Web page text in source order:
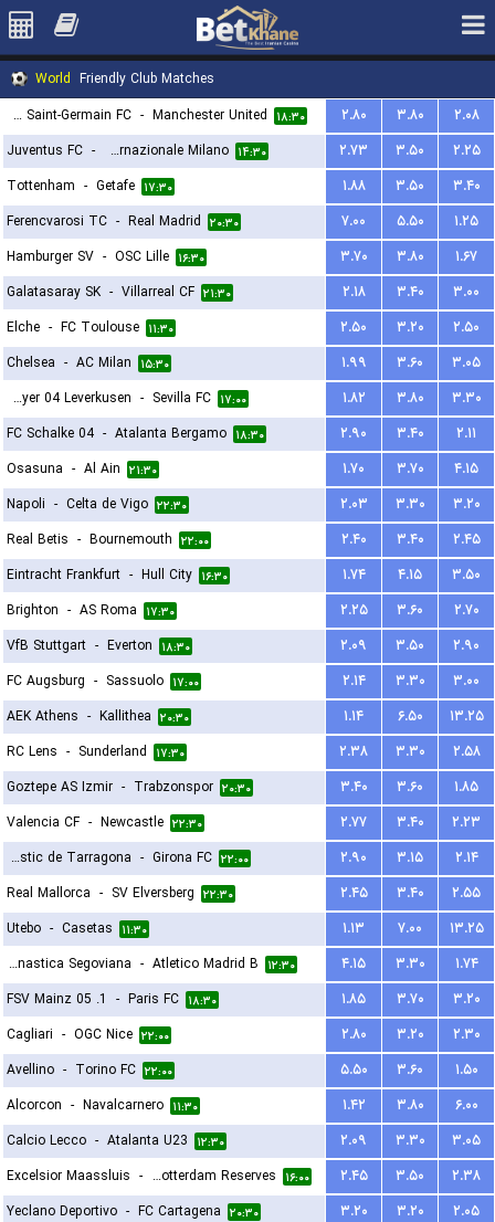
World Friendly Club Matches
Paris Saint-Germain FC
- Manchester United ۱۸:۳۰ ۲.۸۰ ۳.۸۰
۲.۰۸
Juventus FC - Internazionale Milano ۱۴:۳۰ ۲.۷۳ ۳.۵۰
۲.۲۵
Tottenham - Getafe ۱۷:۳۰ ۱.۸۸ ۳.۵۰
۳.۴۰
Ferencvarosi TC - Real Madrid ۲۰:۳۰ ۷.۰۰ ۵.۵۰
۱.۲۵
Hamburger SV - OSC Lille ۱۶:۳۰ ۳.۷۰ ۳.۸۰
۱.۶۷
Galatasaray SK - Villarreal CF ۲۱:۳۰ ۲.۱۸ ۳.۴۰
۳.۰۰
Elche - FC Toulouse ۱۱:۳۰ ۲.۵۰ ۳.۲۰
۲.۵۰
Chelsea - AC Milan ۱۵:۳۰ ۱.۹۹ ۳.۶۰
۳.۰۵
Bayer 04 Leverkusen
- Sevilla FC ۱۷:۰۰ ۱.۸۲ ۳.۸۰
۳.۳۰
FC Schalke 04 - Atalanta Bergamo ۱۸:۳۰ ۲.۹۰ ۳.۴۰
۲.۱۱
Osasuna - Al Ain ۲۱:۳۰ ۱.۷۰ ۳.۷۰
۴.۱۵
Napoli - Celta de Vigo ۲۲:۳۰ ۲.۰۳ ۳.۳۰
۳.۲۰
Real Betis - Bournemouth ۲۲:۰۰ ۲.۴۰ ۳.۴۰
۲.۴۵
Eintracht Frankfurt - Hull City ۱۶:۳۰ ۱.۷۴ ۴.۱۵
۳.۵۰
Brighton - AS Roma ۱۷:۳۰ ۲.۲۵ ۳.۶۰
۲.۷۰
VfB Stuttgart - Everton ۱۸:۳۰ ۲.۰۹ ۳.۵۰
۲.۹۰
FC Augsburg - Sassuolo ۱۷:۰۰ ۲.۱۴ ۳.۳۰
۳.۰۰
AEK Athens - Kallithea ۲۰:۳۰ ۱.۱۴ ۶.۵۰
۱۳.۲۵
RC Lens - Sunderland ۱۷:۳۰ ۲.۳۸ ۳.۳۰
۲.۵۸
Goztepe AS Izmir - Trabzonspor ۲۰:۳۰ ۳.۴۰ ۳.۶۰
۱.۸۵
Valencia CF - Newcastle ۲۲:۳۰ ۲.۷۷ ۳.۴۰
۲.۲۳
Gimnastic de Tarragona
- Girona FC ۲۲:۰۰ ۲.۹۰ ۳.۱۵
۲.۱۴
Real Mallorca - SV Elversberg ۲۲:۳۰ ۲.۴۵ ۳.۴۰
۲.۵۵
Utebo - Casetas ۱۱:۳۰ ۱.۱۳ ۷.۰۰
۱۳.۲۵
Gimnastica Segoviana
- Atletico Madrid B ۱۲:۳۰ ۴.۱۵ ۳.۳۰
۱.۷۴
1. FSV Mainz 05 - Paris FC ۱۸:۳۰ ۱.۸۵ ۳.۷۰
۳.۲۰
Cagliari - OGC Nice ۲۲:۰۰ ۲.۸۰ ۳.۲۰
۲.۳۰
Avellino - Torino FC ۲۲:۰۰ ۵.۵۰ ۳.۶۰
۱.۵۰
Alcorcon - Navalcarnero ۱۱:۳۰ ۱.۴۲ ۳.۸۰
۶.۰۰
Calcio Lecco - Atalanta U23 ۱۲:۳۰ ۲.۰۹ ۳.۳۰
۳.۰۵
Excelsior Maassluis - Sparta Rotterdam Reserves ۱۶:۰۰ ۲.۴۵ ۳.۵۰
۲.۳۸
Yeclano Deportivo - FC Cartagena ۲۰:۳۰ ۳.۲۰ ۳.۲۰
۲.۰۵